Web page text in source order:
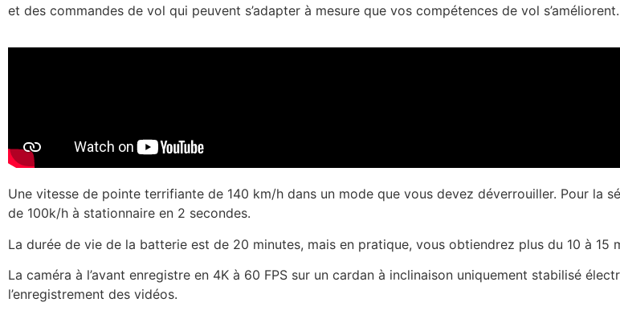
et des commandes de vol qui peuvent s’adapter à mesure que vos compétences de vol s’améliorent.
Une vitesse de pointe terrifiante de 140 km/h dans un mode que vous devez déverrouiller. Pour la
de 100k/h à stationnaire en 2 secondes.
La durée de vie de la batterie est de 20 minutes, mais en pratique, vous obtiendrez plus du 10 à
La caméra à l’avant enregistre en 4K à 60 FPS sur un cardan à inclinaison uniquement stabilisé
l’enregistrement des vidéos.